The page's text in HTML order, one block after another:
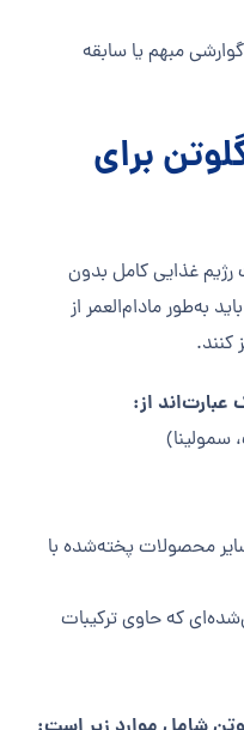
گوارشی مبهم یا سابقه
برای
غذایی کامل بدون
به‌طور مادام‌العمر از
کنند.
از:
سمولینا)
محصولات پخته‌شده با
که حاوی ترکیبات